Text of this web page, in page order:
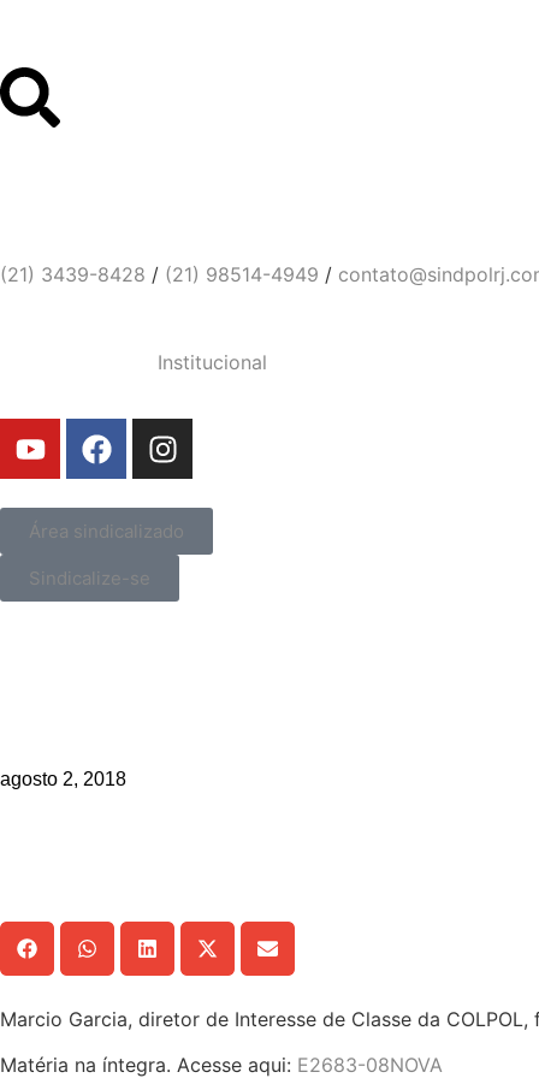
(21) 3439-8428 / (21) 98514-4949 /
Institucional
Área sindicalizado
Sindicalize-se
agosto 2, 2018
Marcio Garcia, diretor de Interesse de Classe da
Matéria na íntegra. Acesse aqui: E2683-08NOVA